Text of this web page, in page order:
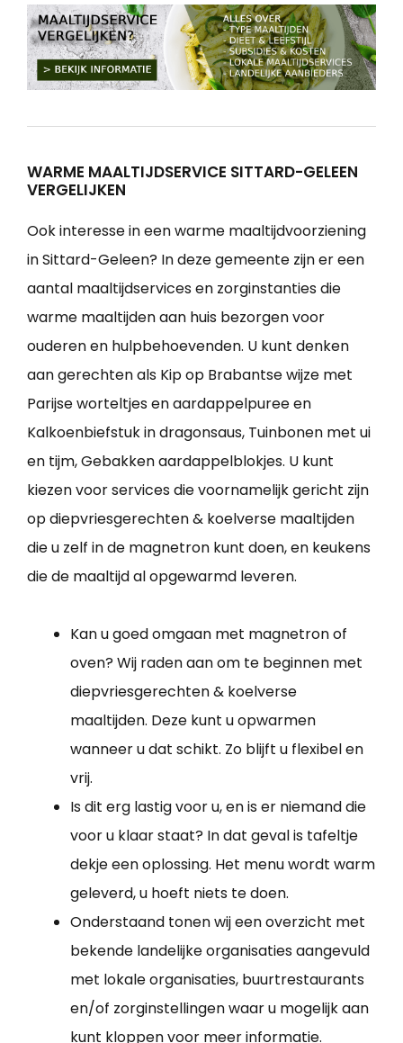
WARME MAALTIJDSERVICE SITTARD-GELEEN
VERGELIJKEN
Ook interesse in een warme maaltijdvoorziening
in Sittard-Geleen? In deze gemeente zijn er een
aantal maaltijdservices en zorginstanties die
warme maaltijden aan huis bezorgen voor
ouderen en hulpbehoevenden. U kunt denken
aan gerechten als Kip op Brabantse wijze met
Parijse worteltjes en aardappelpuree en
Kalkoenbiefstuk in dragonsaus, Tuinbonen met ui
en tijm, Gebakken aardappelblokjes. U kunt
kiezen voor services die voornamelijk gericht zijn
op diepvriesgerechten & koelverse maaltijden
die u zelf in de magnetron kunt doen, en keukens
die de maaltijd al opgewarmd leveren.
Kan u goed omgaan met magnetron of
oven? Wij raden aan om te beginnen met
diepvriesgerechten & koelverse
maaltijden. Deze kunt u opwarmen
wanneer u dat schikt. Zo blijft u flexibel en
vrij.
Is dit erg lastig voor u, en is er niemand die
voor u klaar staat? In dat geval is tafeltje
dekje een oplossing. Het menu wordt warm
geleverd, u hoeft niets te doen.
Onderstaand tonen wij een overzicht met
bekende landelijke organisaties aangevuld
met lokale organisaties, buurtrestaurants
en/of zorginstellingen waar u mogelijk aan
kunt kloppen voor meer informatie.